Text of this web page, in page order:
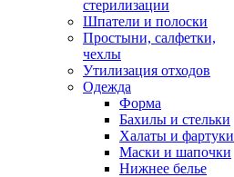
стерилизации
Шпатели и полоски
Простыни, салфетки,
чехлы
Утилизация отходов
Одежда
Форма
Бахилы и стельки
Халаты и фартуки
Маски и шапочки
Нижнее белье